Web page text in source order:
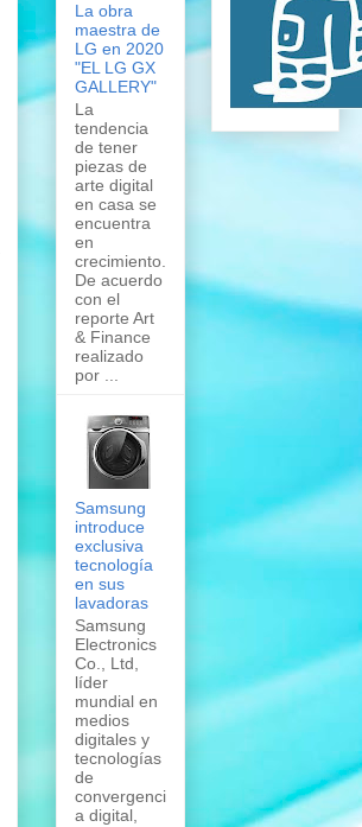
La obra
maestra de
LG en 2020
"EL LG GX
GALLERY"
La
tendencia
de tener
piezas de
arte digital
en casa se
encuentra
en
crecimiento.
De acuerdo
con el
reporte Art
& Finance
realizado
por ...
Samsung
introduce
exclusiva
tecnología
en sus
lavadoras
Samsung
Electronics
Co., Ltd,
líder
mundial en
medios
digitales y
tecnologías
de
convergenci
a digital,